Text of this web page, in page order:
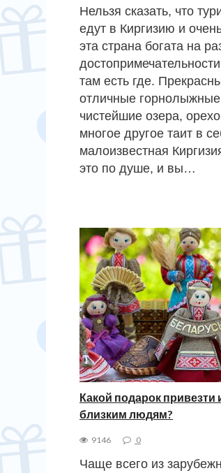
Нельзя сказать, что
едут в Киргизию и
эта страна богата на
там есть где.
отличные горнолыжные
чистейшие озера,
многое другое таит в
малоизвестная
это по душе, и вы…
Какой подарок привезти
близким людям?
9146 0
Чаще всего из